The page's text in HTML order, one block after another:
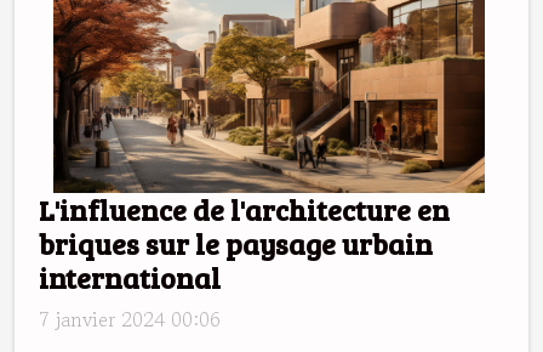
L'influence de l'architecture en
briques sur le paysage urbain
international
7 janvier 2024 00:06